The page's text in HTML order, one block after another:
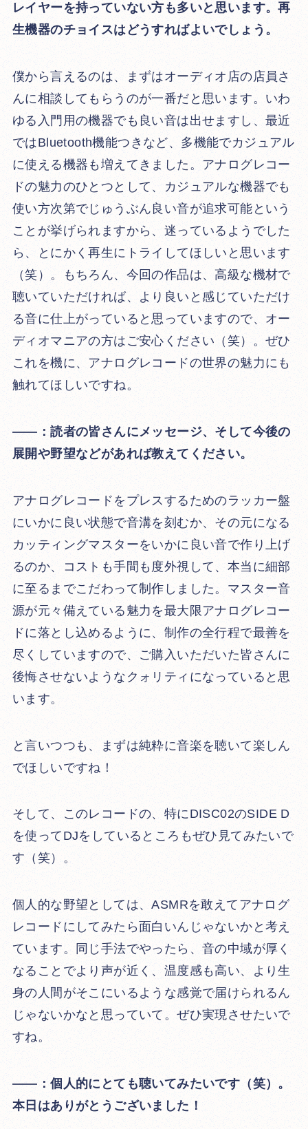
レイヤーを持っていない方も多いと思います。再
生機器のチョイスはどうすればよいでしょう。
僕から言えるのは、まずはオーディオ店の店員さ
んに相談してもらうのが一番だと思います。いわ
ゆる入門用の機器でも良い音は出せますし、最近
ではBluetooth機能つきなど、多機能でカジュアル
に使える機器も増えてきました。アナログレコー
ドの魅力のひとつとして、カジュアルな機器でも
使い方次第でじゅうぶん良い音が追求可能という
ことが挙げられますから、迷っているようでした
ら、とにかく再生にトライしてほしいと思います
（笑）。もちろん、今回の作品は、高級な機材で
聴いていただければ、より良いと感じていただけ
る音に仕上がっていると思っていますので、オー
ディオマニアの方はご安心ください（笑）。ぜひ
これを機に、アナログレコードの世界の魅力にも
触れてほしいですね。
――：読者の皆さんにメッセージ、そして今後の
展開や野望などがあれば教えてください。
アナログレコードをプレスするためのラッカー盤
にいかに良い状態で音溝を刻むか、その元になる
カッティングマスターをいかに良い音で作り上げ
るのか、コストも手間も度外視して、本当に細部
に至るまでこだわって制作しました。マスター音
源が元々備えている魅力を最大限アナログレコー
ドに落とし込めるように、制作の全行程で最善を
尽くしていますので、ご購入いただいた皆さんに
後悔させないようなクォリティになっていると思
います。
と言いつつも、まずは純粋に音楽を聴いて楽しん
でほしいですね！
そして、このレコードの、特にDISC02のSIDE D
を使ってDJをしているところもぜひ見てみたいで
す（笑）。
個人的な野望としては、ASMRを敢えてアナログ
レコードにしてみたら面白いんじゃないかと考え
ています。同じ手法でやったら、音の中域が厚く
なることでより声が近く、温度感も高い、より生
身の人間がそこにいるような感覚で届けられるん
じゃないかなと思っていて。ぜひ実現させたいで
すね。
――：個人的にとても聴いてみたいです（笑）。
本日はありがとうございました！